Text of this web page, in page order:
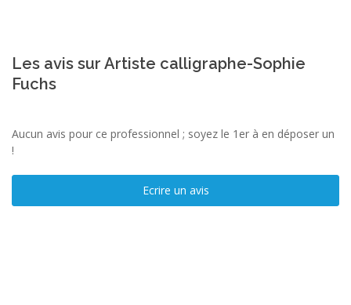
Les avis sur Artiste calligraphe-Sophie
Fuchs
Aucun avis pour ce professionnel ; soyez le 1er à en déposer un
!
Ecrire un avis